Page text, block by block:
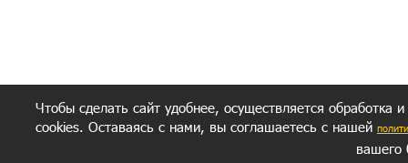
Чтобы сделать сайт удобнее, осуществляется обработка
cookies. Оставаясь с нами, вы соглашаетесь с нашей
вашего